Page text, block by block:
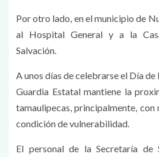
Por otro lado, en el municipio de
al Hospital General y a la
Salvación.
A unos días de celebrarse el Día de
Guardia Estatal mantiene la
tamaulipecas, principalmente, con
condición de vulnerabilidad.
El personal de la Secretaría de